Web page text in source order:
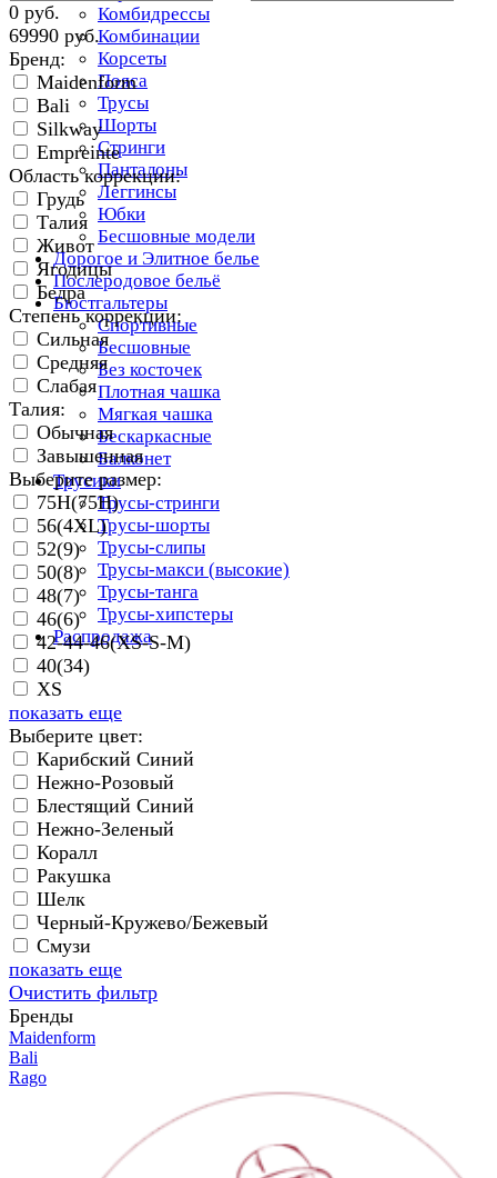
Комбидрессы
Комбинации
Корсеты
Пояса
Трусы
Шорты
Стринги
Панталоны
Леггинсы
Юбки
Бесшовные модели
Дорогое и Элитное белье
Послеродовое бельё
Бюстгальтеры
Спортивные
Бесшовные
Без косточек
Плотная чашка
Мягкая чашка
Бескаркасные
Балконет
Трусики
Трусы-стринги
Трусы-шорты
Трусы-слипы
Трусы-макси (высокие)
Трусы-танга
Трусы-хипстеры
Распродажа
0 руб.
69990 руб.
Бренд:
Maidenform
Bali
Silkway
Empreinte
Область коррекции:
Грудь
Талия
Живот
Ягодицы
Бедра
Степень коррекции:
Сильная
Средняя
Слабая
Талия:
Обычная
Завышенная
Выберите размер:
75H(75H)
56(4XL)
52(9)
50(8)
48(7)
46(6)
42-44-46(XS-S-M)
40(34)
XS
показать еще
Выберите цвет:
Карибский Синий
Нежно-Розовый
Блестящий Синий
Нежно-Зеленый
Коралл
Ракушка
Шелк
Черный-Кружево/Бежевый
Смузи
показать еще
Очистить фильтр
Бренды
Maidenform
Bali
Rago